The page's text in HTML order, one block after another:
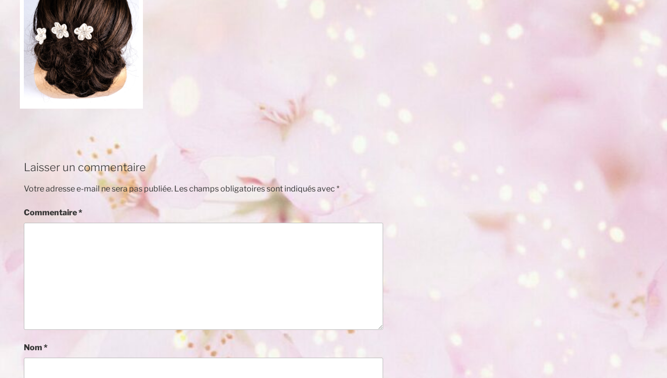
Laisser un commentaire
Votre adresse e-mail ne sera pas publiée. Les champs obligatoires sont indiqués avec *
Commentaire*
Nom *